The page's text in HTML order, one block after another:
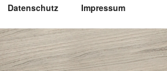
Datenschutz Impressum